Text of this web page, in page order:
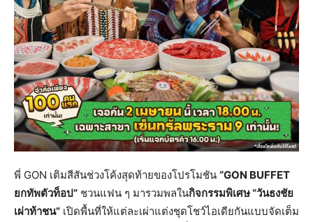
พี่ GON เติมสีสันช่วงโค้งสุดท้ายของโปรโมชัน “GON BUFFET
ยกทัพตัวท็อป” ชวนแฟน ๆ มารวมพลในกิจกรรมพิเศษ “วันธงชัย
เผ่าท้าชน” เปิดพื้นที่ให้แต่ละเผ่าแต่งชุดโชว์ไอเดียกันแบบจัดเต็ม